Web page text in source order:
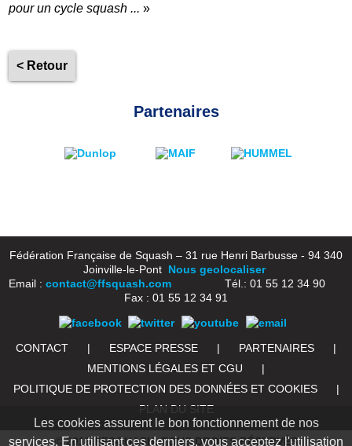
pour un cycle squash ...»
< Retour
Partenaires
Fédération Française de Squash – 31 rue Henri Barbusse - 94 340
Joinville-le-Pont Nous geolocaliser
Email : contact@ffsquash.comTél.: 01 55 12 34 90
Fax : 01 55 12 34 91
CONTACT | ESPACE PRESSE | PARTENAIRES
|
MENTIONS LÉGALES ET CGU
|
POLITIQUE DE PROTECTION DES DONNÉES ET COOKIES
|
PLAN DU SITE
© 2016 FFSQUASH. TOUS DROITS RÉSERVÉS
Les cookies assurent le bon fonctionnement de nos
services. En utilisant ces derniers, vous acceptez l'utilisation